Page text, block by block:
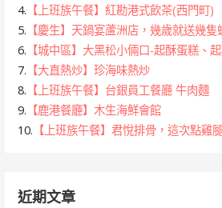
4. 【上班族午餐】紅勘港式飲茶(西門町)
5. 【慶生】天鍋宴蘆洲店，幾歲就送幾隻
6. 【城中區】大黑松小倆口-起酥蛋糕、
7. 【大直熱炒】珍海味熱炒
8. 【上班族午餐】台銀員工餐廳 牛肉麵
9. 【鹿港餐廳】木生海鮮會館
10. 【上班族午餐】君悅排骨，這次點雞
近期文章